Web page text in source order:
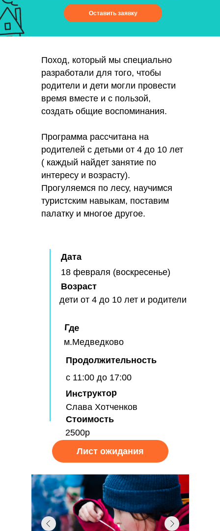
Оставить заявку
Поход, который мы специально
разработали для того, чтобы
родители и дети могли провести
время вместе и с пользой,
создать общие воспоминания.
Программа рассчитана на
родителей с детьми от 4 до 10 лет
( каждый найдет занятие по
интересу и возрасту).
Прогуляемся по лесу, научимся
туристским навыкам, поставим
палатку и многое другое.
Дата
Возраст
Где
Продолжительность
Стоимость
2500р
с 11:00 до 17:00
м.Медведково
дети от 4 до 10 лет и родители
18 февраля (воскресенье)
Лист ожидания
Инструктор
Слава Хотченков